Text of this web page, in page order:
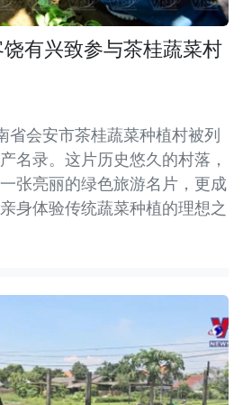
有兴致参与茶桂蔬菜村
省会安市茶桂蔬菜种植村被列
名录。这片历史悠久的村落，
张亮丽的绿色旅游名片，更成
身体验传统蔬菜种植的理想之